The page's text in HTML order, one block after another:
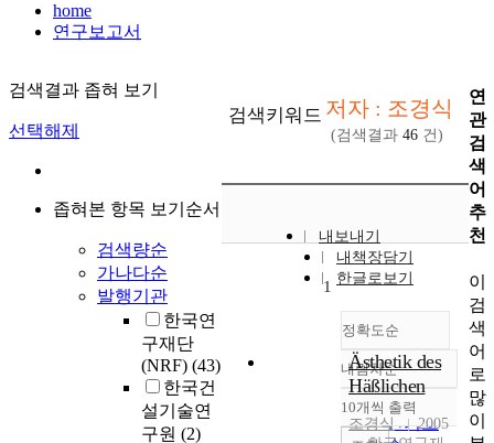
home
연구보고서
검색결과 좁혀 보기
선택해제
좁혀본 항목 보기순서
검색량순
가나다순
발행기관
한국연
구재단
(NRF) (43)
한국건
설기술연
구원 (2)
검색키워드 저자 : 조경식
(검색결과 46 건)
내보내기
내책장담기
한글로보기
정확도순
정확도
순
인기도
내림차순
내림차순
10개씩 출력
1
Ästhetik des
Häßlichen
조경식
2005
연
관
검
색
어
추
천
이
검
색
어
로
많
이